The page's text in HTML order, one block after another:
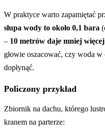
W praktyce warto zapamiętać
słupa wody to około 0,1 bara
– 10 metrów daje mniej
głowie oszacować, czy woda
dopłynąć.
Policzony przykład
Zbiornik na dachu, którego
kranem na parterze: